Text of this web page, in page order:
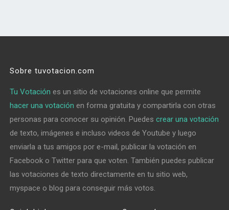
Sobre tuvotacion.com
Tu Votación es un sitio de votaciones online que permite
hacer una votación en forma gratuita y compartirla con otras
personas para conocer su opinión. Puedescrear una votación
de texto, imágenes e incluso videos de Youtube y luego
enviarla a tus amigos por e-mail, publicar la votación en
Facebook o Twitter para que voten. También puedes publicar
las votaciones de texto directamente en tu sitio web,
myspace o blog para conseguir más votos.